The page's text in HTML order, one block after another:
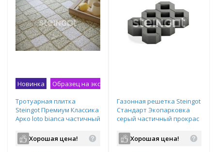
Новинка
Образец на экспозиции
Тротуарная плитка
Steingot Премиум Классика
Арко loto bianca частичный
100х100/90/75/65х60 мм
Хорошая цена!
Газонная решетка Steingot
Стандарт Экопарковка
серый частичный прокрас
Хорошая цена!